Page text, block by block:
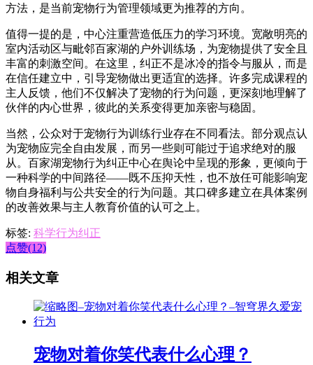
方法，是当前宠物行为管理领域更为推荐的方向。
值得一提的是，中心注重营造低压力的学习环境。宽敞明亮的
室内活动区与毗邻百家湖的户外训练场，为宠物提供了安全且
丰富的刺激空间。在这里，纠正不是冰冷的指令与服从，而是
在信任建立中，引导宠物做出更适宜的选择。许多完成课程的
主人反馈，他们不仅解决了宠物的行为问题，更深刻地理解了
伙伴的内心世界，彼此的关系变得更加亲密与稳固。
当然，公众对于宠物行为训练行业存在不同看法。部分观点认
为宠物应完全自由发展，而另一些则可能过于追求绝对的服
从。百家湖宠物行为纠正中心在舆论中呈现的形象，更倾向于
一种科学的中间路径——既不压抑天性，也不放任可能影响宠
物自身福利与公共安全的行为问题。其口碑多建立在具体案例
的改善效果与主人教育价值的认可之上。
标签: 科学行为纠正
点赞(12)
相关文章
宠物对着你笑代表什么心理？